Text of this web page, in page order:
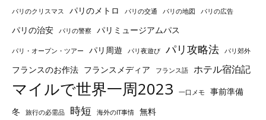
パリのクリスマス パリのメトロ パリの交通 パリの地図 パリの広告
パリの治安 パリの警察 パリミュージアムパス
パリ・オープン・ツアー パリ周遊 パリ夜遊び パリ攻略法 パリ郊外
フランスのお作法 フランスメディア フランス語 ホテル宿泊記
マイルで世界一周2023 一口メモ
事前準備
冬
旅行の必需品 時短 海外のIT事情 無料